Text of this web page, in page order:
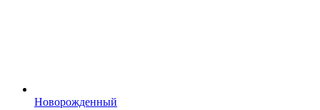
Новорожденный